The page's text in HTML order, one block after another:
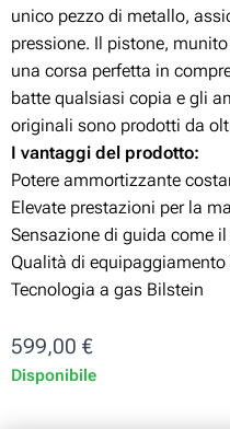
unico pezzo di metallo,
pressione. Il pistone,
una corsa perfetta in
batte qualsiasi copia e gli
originali sono prodotti da
I vantaggi del prodotto:
Potere ammortizzante
Elevate prestazioni per la
Sensazione di guida come
Qualità di
Tecnologia a gas Bilstein
599,00 €
Disponibile